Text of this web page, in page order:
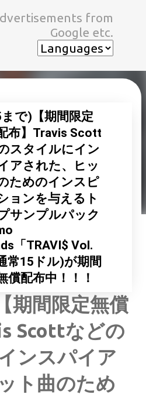
ン コンテンツに移動
from
Google etc.
で)【期間限定
布】Travis Scott
スタイルにイン
アされた、ヒッ
ためのインスピ
ョンを与えるト
サンプルパック
「TRAVI$ Vol.
常15ドル)が期間
償配布中！！！
期間限定無償
Scottなどの
ンスパイア
ト曲のため